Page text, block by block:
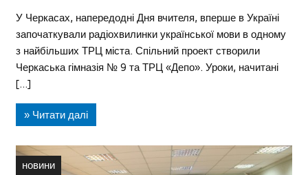
У Черкасах, напередодні Дня вчителя, вперше в Україні
започаткували радіохвилинки української мови в одному
з найбільших ТРЦ міста. Спільний проект створили
Черкаська гімназія № 9 та ТРЦ «Депо». Уроки, начитані
[…]
» Читати далі
новини